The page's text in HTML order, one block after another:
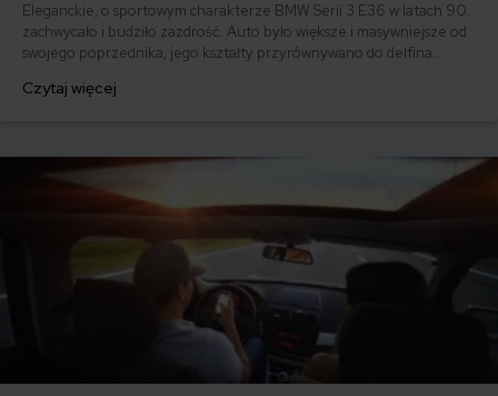
Eleganckie, o sportowym charakterze BMW Serii 3 E36 w latach 90.
zachwycało i budziło zazdrość. Auto było większe i masywniejsze od
swojego poprzednika, jego kształty przyrównywano do delfina
dziś mają swoich amatorów, którzy uważają je za najbardziej udane w
Czytaj więcej